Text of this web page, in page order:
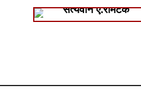
सत्यवान ए.रामटेके